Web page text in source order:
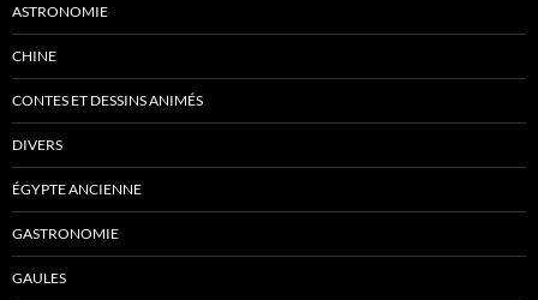
ASTRONOMIE
CHINE
CONTES ET DESSINS ANIMÉS
DIVERS
ÉGYPTE ANCIENNE
GASTRONOMIE
GAULES